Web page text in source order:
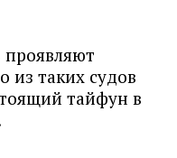
проявляют
таких судов
тайфун в